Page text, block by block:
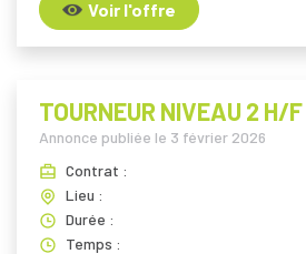
Voir l'offre
TOURNEUR NIVEAU 2 H/F
Annonce publiée le 3 février 2026
Contrat :
Lieu :
Durée :
Temps :